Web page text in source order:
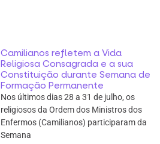
Camilianos refletem a Vida
Religiosa Consagrada e a sua
Constituição durante Semana de
Formação Permanente
Nos últimos dias 28 a 31 de julho, os
religiosos da Ordem dos Ministros dos
Enfermos (Camilianos) participaram da
Semana